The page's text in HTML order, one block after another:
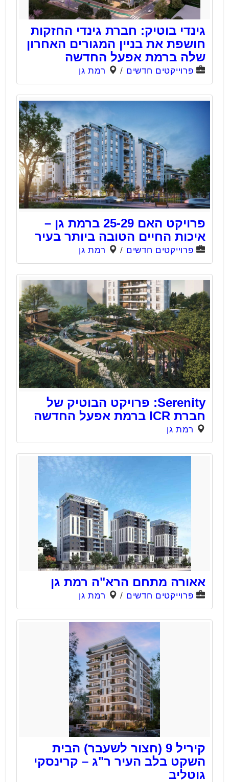
גינדי בוטיק: חברת גינדי החזקות
חושפת את בניין המגורים האחרון
שלה ברמת אפעל החדשה
פרוייקטים חדשים / רמת גן
פרויקט האם 25-29 ברמת גן –
איכות החיים הטובה ביותר בעיר
פרוייקטים חדשים / רמת גן
Serenity: פרויקט הבוטיק של
חברת ICR ברמת אפעל החדשה
רמת גן
אאורה מתחם הרא"ה רמת גן
פרוייקטים חדשים / רמת גן
קיריל 9 (חצור לשעבר) הבית
השקט בלב העיר ר"ג – קרינסקי
גוטליב